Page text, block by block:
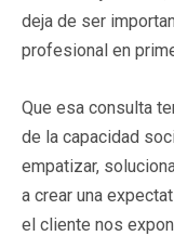
deja de ser
profesional en
Que esa consulta
de la capacidad
empatizar,
a crear una
el cliente nos